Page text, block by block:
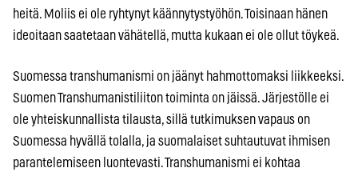
heitä. Moliis ei ole ryhtynyt käännytystyöhön. Toisinaan hänen
ideoitaan saatetaan vähätellä, mutta kukaan ei ole ollut töykeä.
Suomessa transhumanismi on jäänyt hahmottomaksi liikkeeksi.
Suomen Transhumanistiliiton toiminta on jäissä. Järjestölle ei
ole yhteiskunnallista tilausta, sillä tutkimuksen vapaus on
Suomessa hyvällä tolalla, ja suomalaiset suhtautuvat ihmisen
parantelemiseen luontevasti. Transhumanismi ei kohtaa